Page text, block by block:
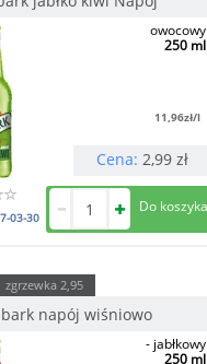
owocowy
250 ml
11,96zł/l
Cena:2,99 zł
03-30
zgrzewka2,95
napój wiśniowo
- jabłkowy
250 ml